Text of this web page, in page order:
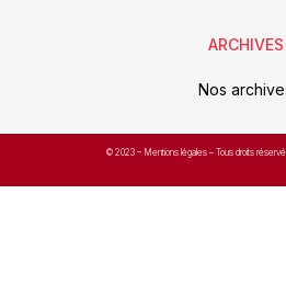
ARCHIVES
Nos
© 2023 – Mentions légales – Tous droits